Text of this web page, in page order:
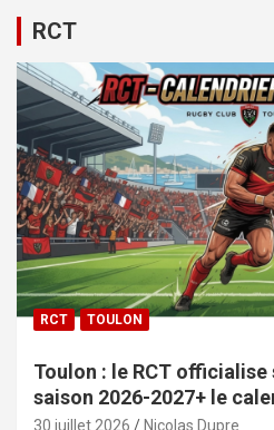
RCT
RCT TOULON
Toulon : le RCT
saison 2026-2027+ le
30 juillet 2026 Nicolas Dupre